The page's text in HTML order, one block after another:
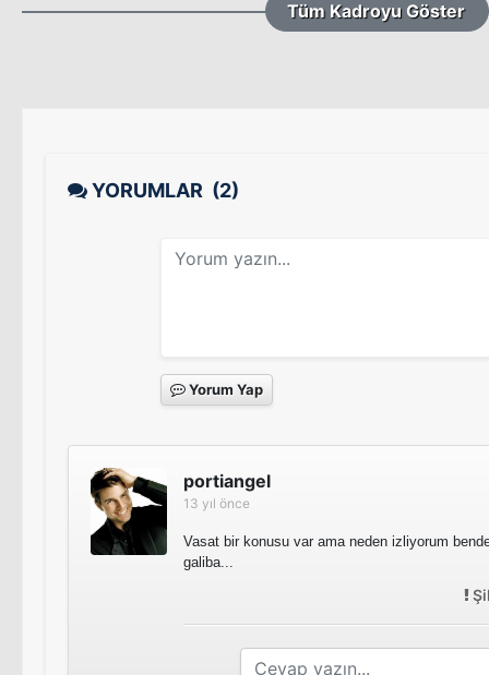
Tüm Kadroyu Göster
YORUMLAR (2)
Yorum Yap
portiangel
13 yıl önce
Vasat bir konusu var ama neden izliyorum
galiba...